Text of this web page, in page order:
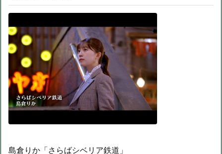
島倉りか「さらばシベリア鉄道」